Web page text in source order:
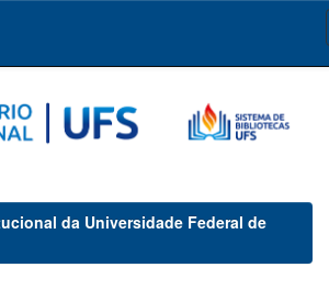
da Universidade Federal de